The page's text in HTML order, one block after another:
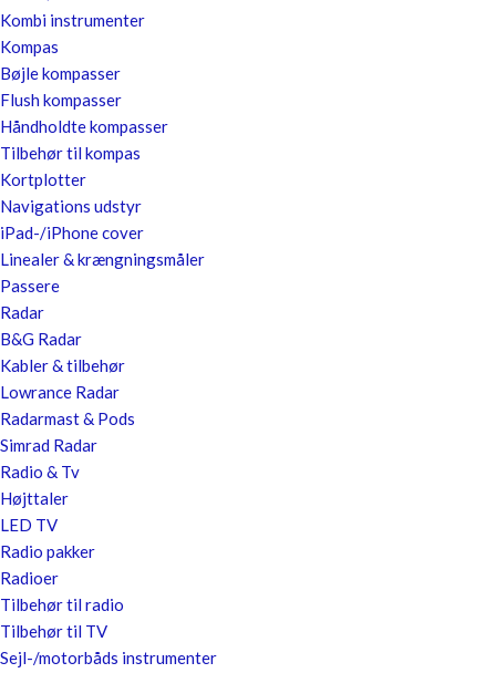
Kombi instrumenter
Kompas
Bøjle kompasser
Flush kompasser
Håndholdte kompasser
Tilbehør til kompas
Kortplotter
Navigations udstyr
iPad-/iPhone cover
Linealer & krængningsmåler
Passere
Radar
B&G Radar
Kabler & tilbehør
Lowrance Radar
Radarmast & Pods
Simrad Radar
Radio & Tv
Højttaler
LED TV
Radio pakker
Radioer
Tilbehør til radio
Tilbehør til TV
Sejl-/motorbåds instrumenter